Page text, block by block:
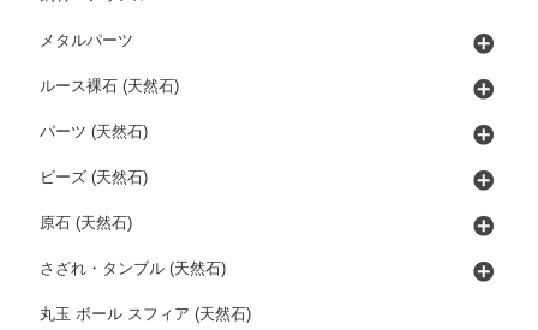
メタルパーツ
ルース裸石 (天然石)
パーツ (天然石)
ビーズ (天然石)
原石 (天然石)
さざれ・タンブル (天然石)
丸玉 ボール スフィア (天然石)